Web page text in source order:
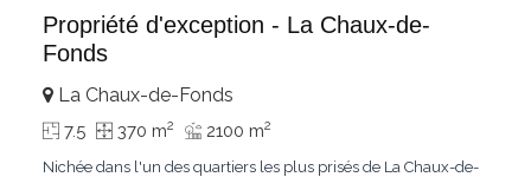
Propriété d'exception - La Chaux-de-
Fonds
La Chaux-de-Fonds
7.5 370 m2 2100 m2
Nichée dans l'un des quartiers les plus prisés de La Chaux-de-